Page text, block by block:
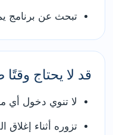
تبحث عن برنامج
قد لا يحتاج وقتًا
لا تنوي دخول أي
تزوره أثناء إغلاق